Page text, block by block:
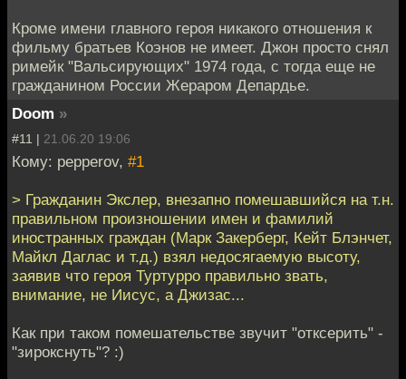
Кроме имени главного героя никакого отношения к
фильму братьев Коэнов не имеет. Джон просто снял
римейк "Вальсирующих" 1974 года, с тогда еще не
гражданином России Жераром Депардье.
Doom »
#11 | 21.06.20 19:06
Кому: pepperov, #1
> Гражданин Экслер, внезапно помешавшийся на т.н.
правильном произношении имен и фамилий
иностранных граждан (Марк Закерберг, Кейт Блэнчет,
Майкл Даглас и т.д.) взял недосягаемую высоту,
заявив что героя Туртурро правильно звать,
внимание, не Иисус, а Джизас...
Как при таком помешательстве звучит "отксерить" -
"зирокснуть"? :)